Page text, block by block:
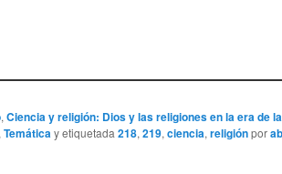
, Ciencia y religión: Dios y las religiones en la era de
Temáticay etiquetada 218, 219, ciencia, religiónpor